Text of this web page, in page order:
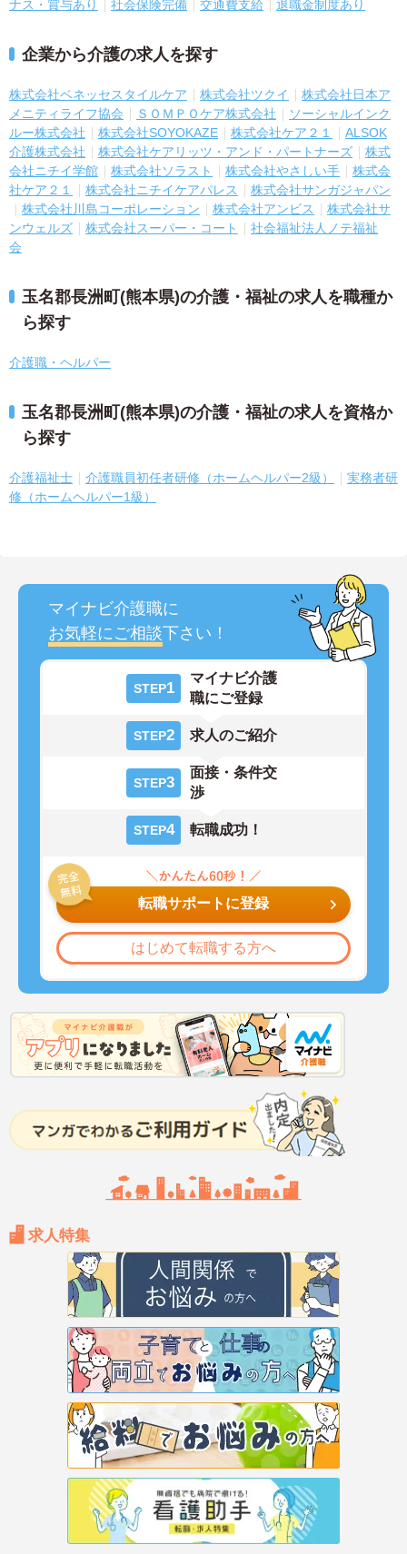
ナス・賞与あり 社会保険完備 交通費支給 退職金制度あり
企業から介護の求人を探す
株式会社ベネッセスタイルケア 株式会社ツクイ
株式会社日本ア
メニティライフ協会
ＳＯＭＰＯケア株式会社
ソーシャルインク
ルー株式会社
株式会社SOYOKAZE 株式会社ケア２１
ALSOK
介護株式会社
株式会社ケアリッツ・アンド・パートナーズ
株式
会社ニチイ学館
株式会社ソラスト 株式会社やさしい手
株式会
社ケア２１
株式会社ニチイケアパレス
株式会社サンガジャパン
株式会社川島コーポレーション
株式会社アンビス
株式会社サ
ンウェルズ
株式会社スーパー・コート
社会福祉法人ノテ福祉
会
玉名郡長洲町(熊本県)の介護・福祉の求人を職種か
ら探す
介護職・ヘルパー
玉名郡長洲町(熊本県)の介護・福祉の求人を資格か
ら探す
介護福祉士 介護職員初任者研修（ホームヘルパー2級）
実務者研
修（ホームヘルパー1級）
マイナビ介護職に
お気軽にご相談下さい！
STEP1
マイナビ介護
職にご登録
STEP2 求人のご紹介
STEP3
面接・条件交
渉
STEP4 転職成功！
転職サポートに登録
はじめて転職する方へ
求人特集